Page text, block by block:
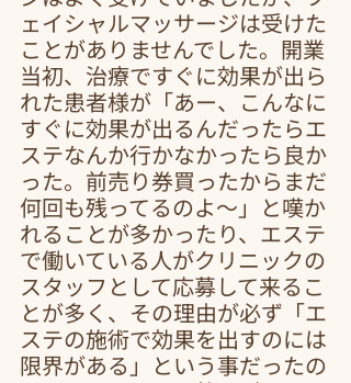
ェイシャルマッサージは受けた
ことがありませんでした。開業
当初、治療ですぐに効果が出ら
れた患者様が「あー、こんなに
すぐに効果が出るんだったらエ
ステなんか行かなかったら良か
った。前売り券買ったからまだ
何回も残ってるのよ～」と嘆か
れることが多かったり、エステ
で働いている人がクリニックの
スタッフとして応募して来るこ
とが多く、その理由が必ず「エ
ステの施術で効果を出すのには
限界がある」という事だったの